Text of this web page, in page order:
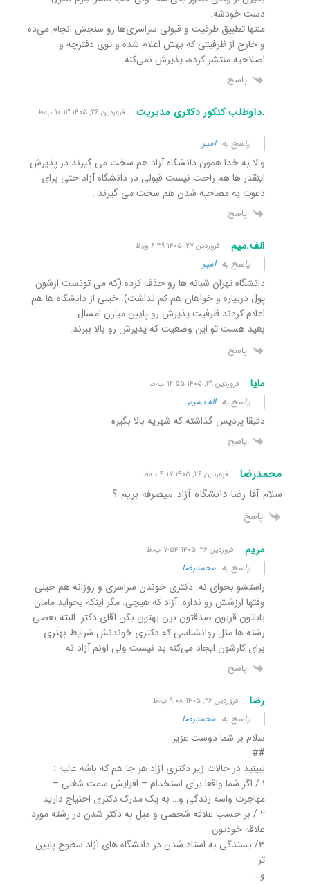
دست خودشه.
منتها تطبیق ظرفیت و قبولی سراسری‌ها رو سنجش انجام می‌ده
و خارج از ظرفیتی که بهش اعلام شده و توی دفترچه و
اصلاحیه منتشر کرده، پذیرش نمی‌کنه.
پاسخ
.داوطلب کنکور دکتری مدیریت فروردین ۲۶, ۱۴۰۵ ۱۰:۱۳ ب٫ظ
پاسخ بهامیر
والا به خدا همون دانشگاه آزاد هم سخت می گیرند در پذیرش
اینقدر ها هم راحت نیست قبولی در دانشگاه آزاد حتی برای
دعوت به مصاحبه شدن هم سخت می گیرند .
پاسخ
الف.میم فروردین ۲۷, ۱۴۰۵ ۶:۳۹ ق٫ظ
پاسخ بهامیر
دانشگاه تهران شبانه ها رو حذف کرده (که می تونست ازشون
پول دربیاره و خواهان هم کم نداشت). خیلی از دانشگاه ها هم
اعلام کردند ظرفیت پذیرش رو پایین میارن امسال.
بعید هست تو این وضعیت که پذیرش رو بالا ببرند.
پاسخ
مایا فروردین ۲۹, ۱۴۰۵ ۱۲:۵۵ ب٫ظ
پاسخ بهالف.میم
دقیقا پردیس گذاشته که شهریه بالا بگیره
پاسخ
محمدرضا فروردین ۲۶, ۱۴۰۵ ۴:۱۷ ب٫ظ
سلام آقا رضا دانشگاه آزاد میصرفه بریم ؟
پاسخ
مریم فروردین ۲۶, ۱۴۰۵ ۷:۵۴ ب٫ظ
پاسخ به محمدرضا
راستشو بخوای نه. دکتری خوندن سراسری و روزانه هم خیلی
وقتها ارزشش رو نداره. آزاد که هیچی. مگر اینکه بخواید مامان
باباتون قربون صدقتون برن بهتون بگن آقای دکتر. البته بعضی
رشته ها مثل روانشناسی که دکتری خوندنش شرایط بهتری
برای کارشون ایجاد می‌کنه بد نیست ولی اونم آزاد نه
پاسخ
رضا فروردین ۲۶, ۱۴۰۵ ۹:۰۸ ب٫ظ
پاسخ به محمدرضا
سلام بر شما دوست عزیز
##
ببینید در حالات زیر دکتری آزاد هر جا هم که باشه عالیه :
۱ / اگر شما واقعا برای استخدام – افزایش سمت شغلی –
مهاجرت واسه زندگی و… به یک مدرک دکتری احتیاج دارید
۲ / بر حسب علاقه شخصی و میل به دکتر شدن در رشته مورد
علاقه خودتون
۳/ بسندگی به استاد شدن در دانشگاه های آزاد سطوح پایین
تر
و…